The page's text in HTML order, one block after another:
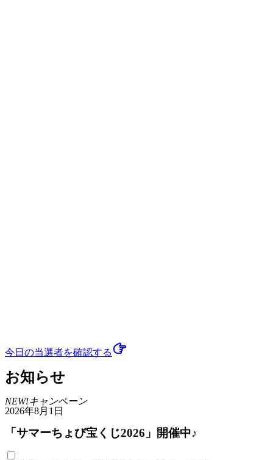
今日の当選者を確認する
お知らせ
NEW!キャンペーン
2026年8月1日
「サマーちょび宝くじ2026」開催中♪